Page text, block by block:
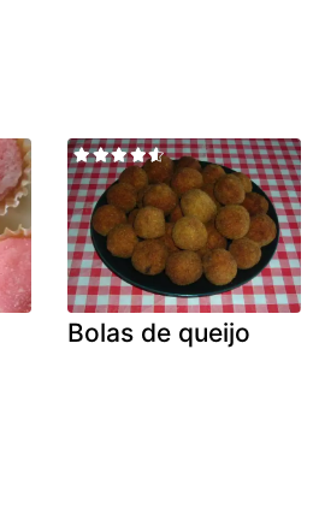
Bolas de queijo